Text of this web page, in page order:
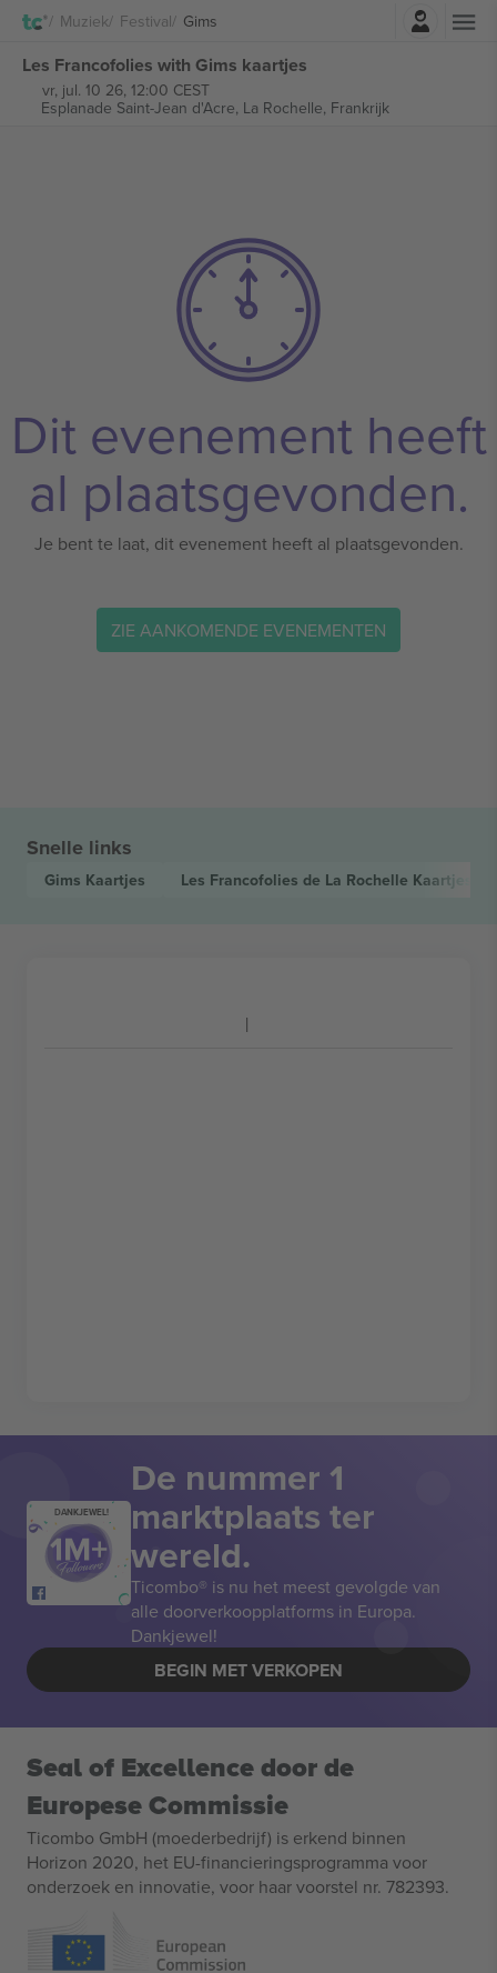
Muziek Festival Gims
Les Francofolies with Gims kaartjes
vr, jul. 10 26, 12:00 CEST
Esplanade Saint-Jean d'Acre, La Rochelle, Frankrijk
Dit evenement heeft
al plaatsgevonden.
Je bent te laat, dit evenement heeft al plaatsgevonden.
ZIE AANKOMENDE EVENEMENTEN
Snelle links
Gims Kaartjes Les Francofolies de La Rochelle Kaartjes
DANKJEWEL!
De nummer 1
marktplaats ter
wereld.
Ticombo® is nu het meest gevolgde van
alle doorverkoopplatforms in Europa.
Dankjewel!
BEGIN MET VERKOPEN
Seal of Excellence door de
Europese Commissie
Ticombo GmbH (moederbedrijf) is erkend binnen
Horizon 2020, het EU-financieringsprogramma voor
onderzoek en innovatie, voor haar voorstel nr. 782393.